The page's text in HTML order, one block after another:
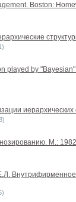
Boston:
played by
М.: 1982